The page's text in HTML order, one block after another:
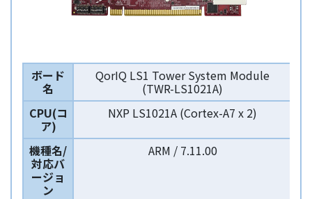
ボード
名
QorIQ LS1 Tower System Module
(TWR-LS1021A)
CPU(コ
ア)
NXP LS1021A (Cortex-A7 x 2)
機種名/
対応バ
ージョ
ン
ARM / 7.11.00